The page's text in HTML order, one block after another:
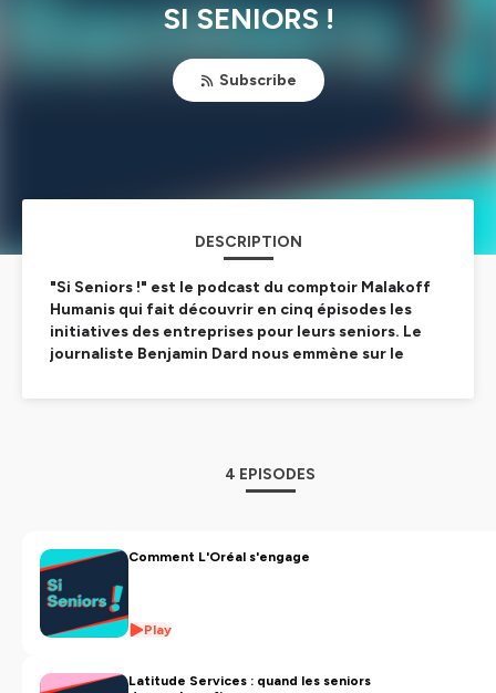
SI SENIORS !
Subscribe
DESCRIPTION
"Si Seniors !" est le podcast du comptoir Malakoff
Humanis qui fait découvrir en cinq épisodes les
initiatives des entreprises pour leurs seniors. Le
journaliste Benjamin Dard nous emmène sur le
Production : MaisonK Prod
Musique Originale : Ben Molinaro
confidentialitepour plus d'informations.
4 EPISODES
Comment L'Oréal s'engage
Play
Latitude Services : quand les seniors